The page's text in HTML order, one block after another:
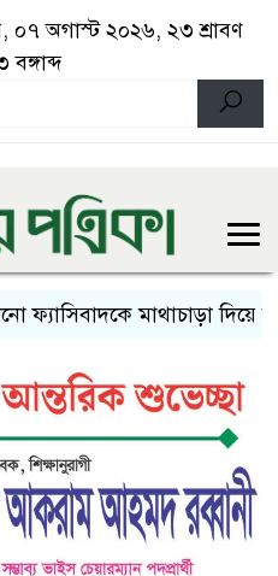
০৭ অগাস্ট ২০২৬, ২৩ শ্রাবণ
মাথাচাড়া দিয়ে উঠতে